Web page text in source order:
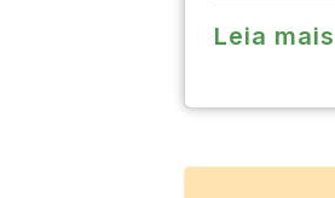
Leia mais